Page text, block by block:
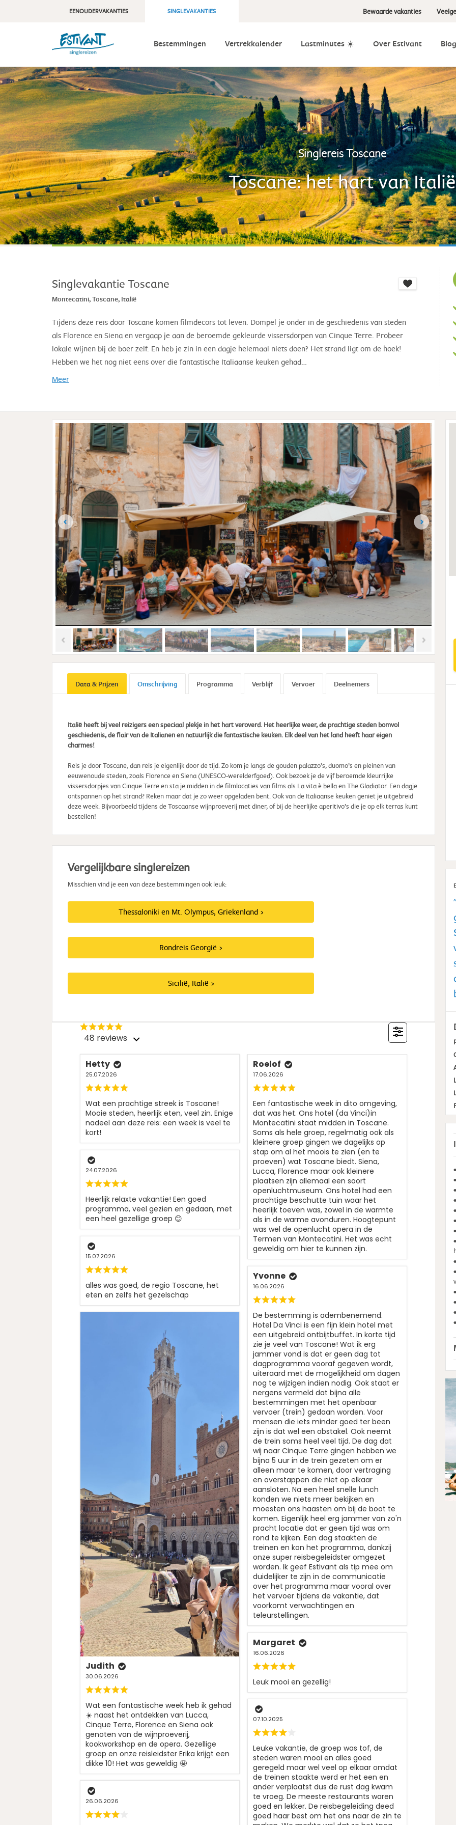
EENOUDERVAKANTIES SINGLEVAKANTIES Bewaarde vakanties
Bestemmingen Vertrekkalender Lastminutes ☀️ Over Estivant Blog
Singlereis Toscane
Toscane: het hart van Italië
Singlevakantie Toscane
Montecatini, Toscane, Italië
Tijdens deze reis door Toscane komen filmdecors tot leven. Dompel je onder in de geschiedenis van steden
als Florence en Siena en vergaap je aan de beroemde gekleurde vissersdorpen van Cinque Terre. Probeer
lokale wijnen bij de boer zelf. En heb je zin in een dagje helemaal niets doen? Het strand ligt om de hoek!
Hebben we het nog niet eens over die fantastische Italiaanse keuken gehad…
Meer
Data & Prijzen Omschrijving Programma Verblijf Vervoer Deelnemers
Italië heeft bij veel reizigers een speciaal plekje in het hart veroverd. Het heerlijke weer, de prachtige steden bomvol
geschiedenis, de flair van de Italianen en natuurlijk die fantastische keuken. Elk deel van het land heeft haar eigen
charmes!
Reis je door Toscane, dan reis je eigenlijk door de tijd. Zo kom je langs de gouden palazzo’s, duomo’s en pleinen van
eeuwenoude steden, zoals Florence en Siena (UNESCO-werelderfgoed). Ook bezoek je de vijf beroemde kleurrijke
vissersdorpjes van Cinque Terre en sta je midden in de filmlocaties van films als La vita è bella en The Gladiator. Een dagje
ontspannen op het strand? Reken maar dat je zo weer opgeladen bent. Ook van de Italiaanse keuken geniet je uitgebreid
deze week. Bijvoorbeeld tijdens de Toscaanse wijnproeverij met diner, of bij de heerlijke aperitivo’s die je op elk terras kunt
bestellen!
Vergelijkbare singlereizen
Misschien vind je een van deze bestemmingen ook leuk:
Thessaloniki en Mt. Olympus, Griekenland
Rondreis Georgië
Sicilië, Italië
48 reviews
Hetty
25.07.2026
Wat een prachtige streek is Toscane!
Mooie steden, heerlijk eten, veel zin. Enige
nadeel aan deze reis: een week is veel te
kort!
24.07.2026
Heerlijk relaxte vakantie! Een goed
programma, veel gezien en gedaan, met
een heel gezellige groep 😊
15.07.2026
alles was goed, de regio Toscane, het
eten en zelfs het gezelschap
Judith
30.06.2026
Wat een fantastische week heb ik gehad
☀️ naast het ontdekken van Lucca,
Cinque Terre, Florence en Siena ook
genoten van de wijnproeverij,
kookworkshop en de opera. Gezellige
groep en onze reisleidster Erika krijgt een
dikke 10! Het was geweldig 🤩
26.06.2026
Roelof
17.06.2026
Een fantastische week in dito omgeving,
dat was het. Ons hotel (da Vinci)in
Montecatini staat midden in Toscane.
Soms als hele groep, regelmatig ook als
kleinere groep gingen we dagelijks op
stap om al het moois te zien (en te
proeven) wat Toscane biedt. Siena,
Lucca, Florence maar ook kleinere
plaatsen zijn allemaal een soort
openluchtmuseum. Ons hotel had een
prachtige beschutte tuin waar het
heerlijk toeven was, zowel in de warmte
als in de warme avonduren. Hoogtepunt
was wel de openlucht opera in de
Termen van Montecatini. Het was echt
geweldig om hier te kunnen zijn.
Yvonne
16.06.2026
De bestemming is adembenemend.
Hotel Da Vinci is een fijn klein hotel met
een uitgebreid ontbijtbuffet. In korte tijd
zie je veel van Toscane! Wat ik erg
jammer vond is dat er geen dag tot
dagprogramma vooraf gegeven wordt,
uiteraard met de mogelijkheid om dagen
nog te wijzigen indien nodig. Ook staat er
nergens vermeld dat bijna alle
bestemmingen met het openbaar
vervoer (trein) gedaan worden. Voor
mensen die iets minder goed ter been
zijn is dat wel een obstakel. Ook neemt
de trein soms heel veel tijd. De dag dat
wij naar Cinque Terre gingen hebben we
bijna 5 uur in de trein gezeten om er
alleen maar te komen, door vertraging
en overstappen die niet op elkaar
aansloten. Na een heel snelle lunch
konden we niets meer bekijken en
moesten ons haasten om bij de boot te
komen. Eigenlijk heel erg jammer van zo'n
pracht locatie dat er geen tijd was om
rond te kijken. Een dag staakten de
treinen en kon het programma, dankzij
onze super reisbegeleidster omgezet
worden. Ik geef Estivant als tip mee om
duidelijker te zijn in de communicatie
over het programma maar vooral over
het vervoer tijdens de vakantie, dat
voorkomt verwachtingen en
teleurstellingen.
Margaret
16.06.2026
Leuk mooi en gezellig!
07.10.2025
Leuke vakantie, de groep was tof, de
steden waren mooi en alles goed
geregeld maar wel veel op elkaar omdat
de treinen staakte werd er het een en
ander verplaatst dus de rust dag kwam
te vroeg. De meeste restaurants waren
goed en lekker. De reisbegeleiding deed
goed haar best om het ons naar de zin te